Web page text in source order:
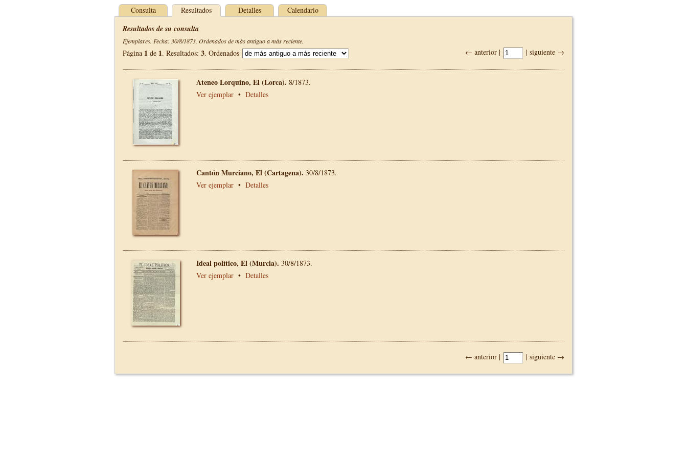
Consulta Resultados Detalles Calendario
Resultados de su consulta
Ejemplares. Fecha: 30/8/1873. Ordenados de más antiguo a más reciente.
← anterior | | siguiente →
Página 1 de 1. Resultados: 3. Ordenados
Ateneo Lorquino, El (Lorca). 8/1873.
Ver ejemplar • Detalles
Cantón Murciano, El (Cartagena). 30/8/1873.
Ver ejemplar • Detalles
Ideal político, El (Murcia). 30/8/1873.
Ver ejemplar • Detalles
← anterior | | siguiente →